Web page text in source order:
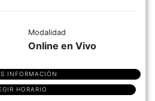
Modalidad
Online en Vivo
INFORMACIÓN
HORARIO